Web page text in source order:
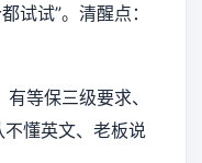
试试”。清醒点：
等保三级要求、
懂英文、老板说